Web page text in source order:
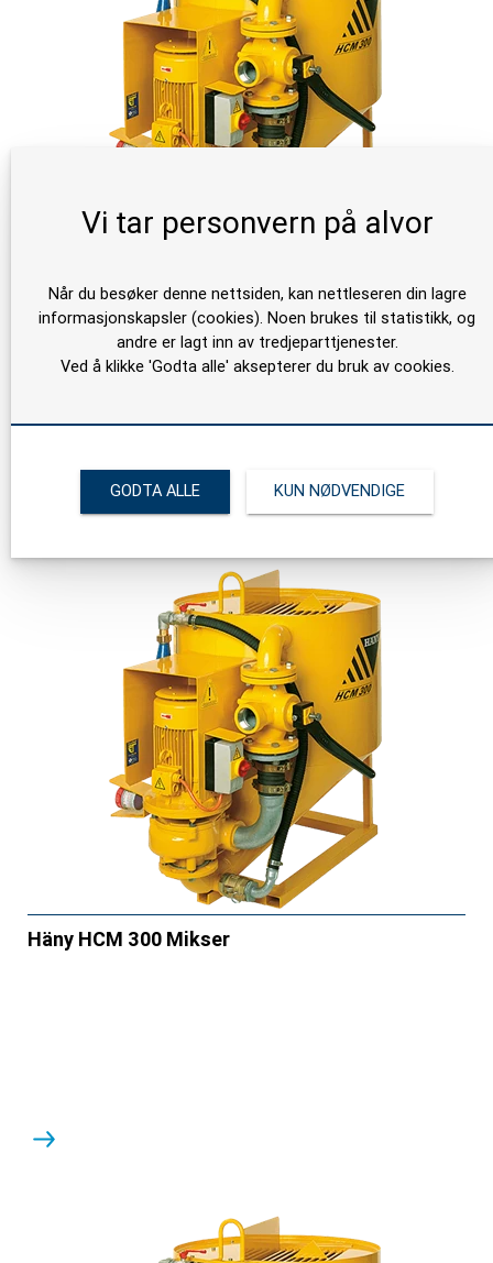
Häny HCM 100 Mikser
Häny HCM 300 Mikser
Vi tar personvern på alvor
Når du besøker denne nettsiden, kan nettleseren din lagre
informasjonskapsler (cookies). Noen brukes til statistikk, og
andre er lagt inn av tredjeparttjenester.
Ved å klikke 'Godta alle' aksepterer du bruk av cookies.
GODTA ALLE KUN NØDVENDIGE